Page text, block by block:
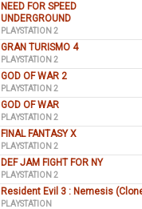
NEED FOR SPEED
UNDERGROUND
PLAYSTATION 2
GRAN TURISMO 4
PLAYSTATION 2
GOD OF WAR 2
PLAYSTATION 2
GOD OF WAR
PLAYSTATION 2
FINAL FANTASY X
PLAYSTATION 2
DEF JAM FIGHT FOR NY
PLAYSTATION 2
Resident Evil 3 : Nemesis
PLAYSTATION